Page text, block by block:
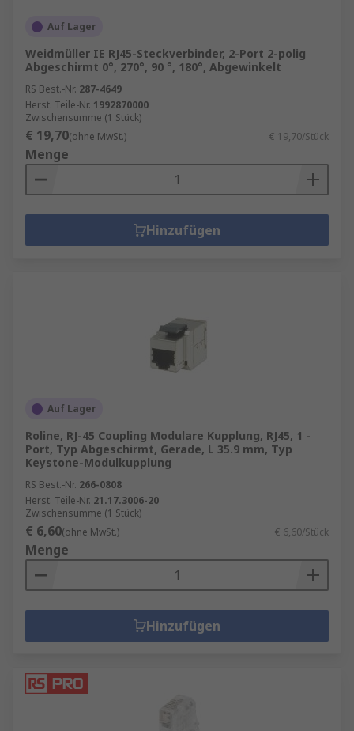
Auf Lager
Weidmüller IE RJ45-Steckverbinder, 2-Port 2-polig
Abgeschirmt 0°, 270°, 90 °, 180°, Abgewinkelt
RS Best.-Nr. 287-4649
Herst. Teile-Nr. 1992870000
Zwischensumme (1 Stück)
€ 19,70(ohne MwSt.) € 19,70/Stück
Menge
Hinzufügen
Auf Lager
Roline, RJ-45 Coupling Modulare Kupplung, RJ45, 1 -
Port, Typ Abgeschirmt, Gerade, L 35.9 mm, Typ
Keystone-Modulkupplung
RS Best.-Nr. 266-0808
Herst. Teile-Nr. 21.17.3006-20
Zwischensumme (1 Stück)
€ 6,60(ohne MwSt.) € 6,60/Stück
Menge
Hinzufügen